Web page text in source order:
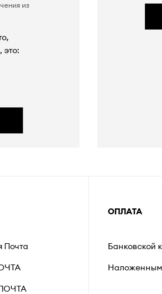
из
это:
Почта
ОПЛАТА
Банковской